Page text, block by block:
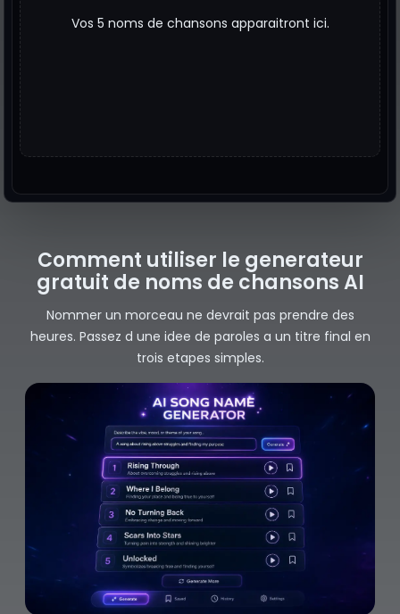
Vos 5 noms de chansons apparaitront ici.
Comment utiliser le generateur
gratuit de noms de chansons AI
Nommer un morceau ne devrait pas prendre des
heures. Passez d une idee de paroles a un titre final en
trois etapes simples.